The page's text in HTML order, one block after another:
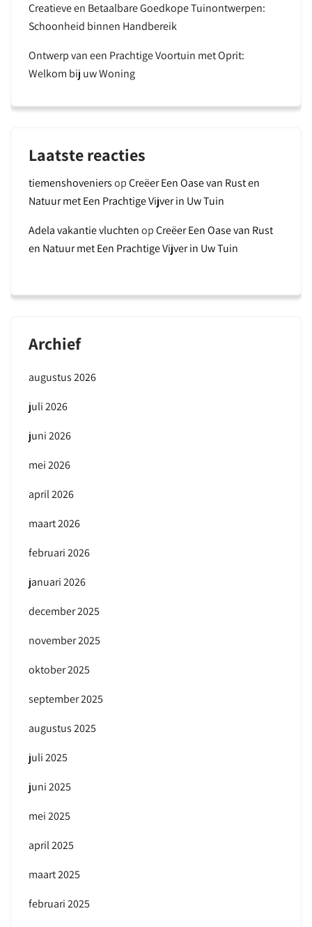
Creatieve en Betaalbare Goedkope Tuinontwerpen:
Schoonheid binnen Handbereik
Ontwerp van een Prachtige Voortuin met Oprit:
Welkom bij uw Woning
Laatste reacties
tiemenshoveniersopCreëer Een Oase van Rust en
Natuur met Een Prachtige Vijver in Uw Tuin
Adela vakantie vluchtenopCreëer Een Oase van Rust
en Natuur met Een Prachtige Vijver in Uw Tuin
Archief
augustus 2026
juli 2026
juni 2026
mei 2026
april 2026
maart 2026
februari 2026
januari 2026
december 2025
november 2025
oktober 2025
september 2025
augustus 2025
juli 2025
juni 2025
mei 2025
april 2025
maart 2025
februari 2025